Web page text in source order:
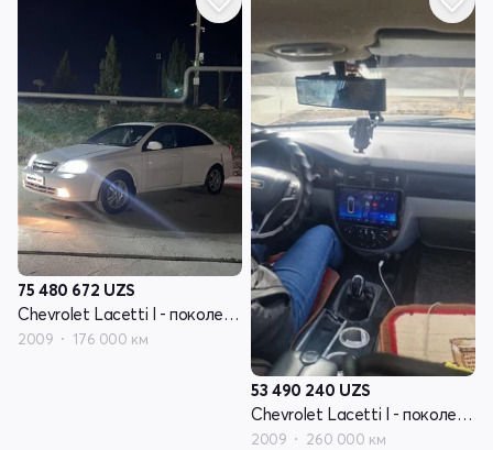
75 480 672 UZS
Chevrolet Lacetti I - поколение
2009 176 000 км
53 490 240 UZS
Chevrolet Lacetti I - поколение
2009 260 000 км